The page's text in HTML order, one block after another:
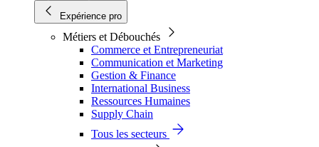
Expérience pro
Métiers et Débouchés
Commerce et Entrepreneuriat
Communication et Marketing
Gestion & Finance
International Business
Ressources Humaines
Supply Chain
Tous les secteurs